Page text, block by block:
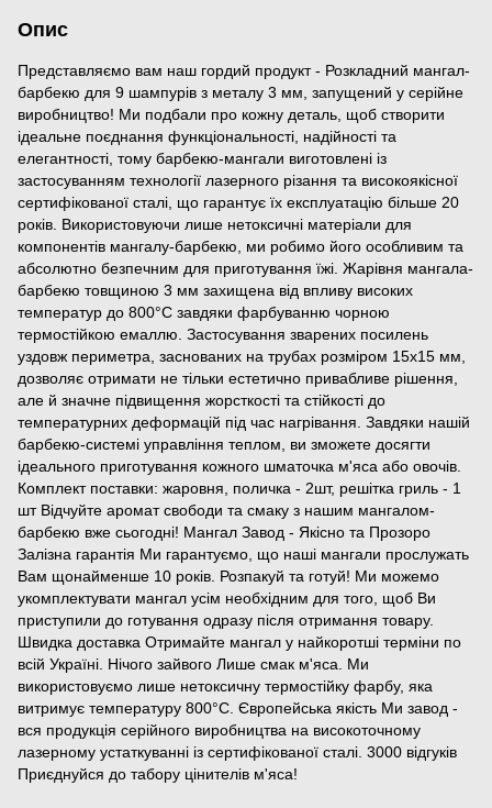
Опис
Представляємо вам наш гордий продукт - Розкладний мангал-
барбекю для 9 шампурів з металу 3 мм, запущений у серійне
виробництво! Ми подбали про кожну деталь, щоб створити
ідеальне поєднання функціональності, надійності та
елегантності, тому барбекю-мангали виготовлені із
застосуванням технології лазерного різання та високоякісної
сертифікованої сталі, що гарантує їх експлуатацію більше 20
років. Використовуючи лише нетоксичні матеріали для
компонентів мангалу-барбекю, ми робимо його особливим та
абсолютно безпечним для приготування їжі. Жарівня мангала-
барбекю товщиною 3 мм захищена від впливу високих
температур до 800°C завдяки фарбуванню чорною
термостійкою емаллю. Застосування зварених посилень
уздовж периметра, заснованих на трубах розміром 15х15 мм,
дозволяє отримати не тільки естетично привабливе рішення,
але й значне підвищення жорсткості та стійкості до
температурних деформацій під час нагрівання. Завдяки нашій
барбекю-системі управління теплом, ви зможете досягти
ідеального приготування кожного шматочка м'яса або овочів.
Комплект поставки: жаровня, поличка - 2шт, решітка гриль - 1
шт Відчуйте аромат свободи та смаку з нашим мангалом-
барбекю вже сьогодні! Мангал Завод - Якісно та Прозоро
Залізна гарантія Ми гарантуємо, що наші мангали прослужать
Вам щонайменше 10 років. Розпакуй та готуй! Ми можемо
укомплектувати мангал усім необхідним для того, щоб Ви
приступили до готування одразу після отримання товару.
Швидка доставка Отримайте мангал у найкоротші терміни по
всій Україні. Нічого зайвого Лише смак м'яса. Ми
використовуємо лише нетоксичну термостійку фарбу, яка
витримує температуру 800°С. Європейська якість Ми завод -
вся продукція серійного виробництва на високоточному
лазерному устаткуванні із сертифікованої сталі. 3000 відгуків
Приєднуйся до табору цінителів м'яса!